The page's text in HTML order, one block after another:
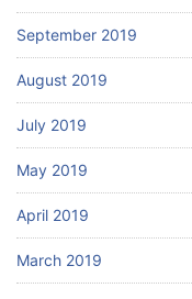
September 2019
August 2019
July 2019
May 2019
April 2019
March 2019